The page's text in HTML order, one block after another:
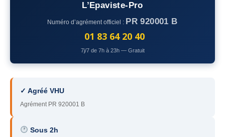
– Seine-et-Marne
– Yvelines
– Hauts-de-Seine
93– Seine-Saint-Denis
94 – Val-de-Marne
95– Val d’Oise
91 – Essonne
L’Epaviste-Pro
Numéro d’agrément officiel : PR 920001 B
01 83 64 20 40
7j/7 de 7h à 23h — Gratuit
✓ Agréé VHU
Agrément PR 920001 B
Sous 2h